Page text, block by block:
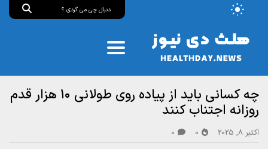
چه کسانی باید از پیاده‌ روی طولانی ۱۰ هزار قدم
روزانه اجتناب کنند
اکتبر 8, 2025 0
0